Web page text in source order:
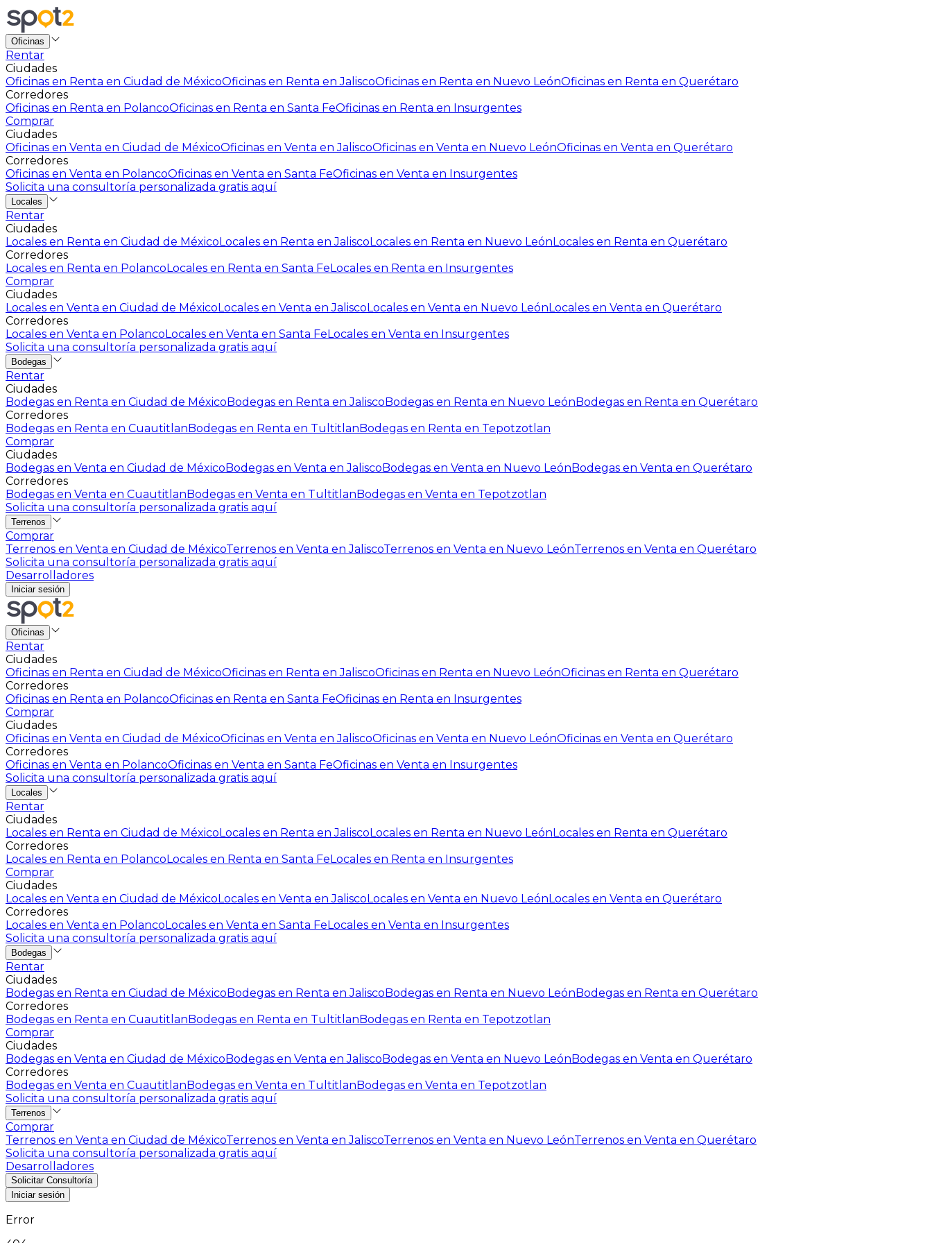
Oficinas
Rentar
Ciudades
Oficinas en Renta en Ciudad de MéxicoOficinas en Renta en JaliscoOficinas en Renta en Nuevo LeónOficinas en Renta en Querétaro
Corredores
Oficinas en Renta en PolancoOficinas en Renta en Santa FeOficinas en Renta en Insurgentes
Comprar
Ciudades
Oficinas en Venta en Ciudad de MéxicoOficinas en Venta en JaliscoOficinas en Venta en Nuevo LeónOficinas en Venta en Querétaro
Corredores
Oficinas en Venta en PolancoOficinas en Venta en Santa FeOficinas en Venta en Insurgentes
Solicita una consultoría personalizada gratis aquí
Locales
Rentar
Ciudades
Locales en Renta en Ciudad de MéxicoLocales en Renta en JaliscoLocales en Renta en Nuevo LeónLocales en Renta en Querétaro
Corredores
Locales en Renta en PolancoLocales en Renta en Santa FeLocales en Renta en Insurgentes
Comprar
Ciudades
Locales en Venta en Ciudad de MéxicoLocales en Venta en JaliscoLocales en Venta en Nuevo LeónLocales en Venta en Querétaro
Corredores
Locales en Venta en PolancoLocales en Venta en Santa FeLocales en Venta en Insurgentes
Solicita una consultoría personalizada gratis aquí
Bodegas
Rentar
Ciudades
Bodegas en Renta en Ciudad de MéxicoBodegas en Renta en JaliscoBodegas en Renta en Nuevo LeónBodegas en Renta en Querétaro
Corredores
Bodegas en Renta en CuautitlanBodegas en Renta en TultitlanBodegas en Renta en Tepotzotlan
Comprar
Ciudades
Bodegas en Venta en Ciudad de MéxicoBodegas en Venta en JaliscoBodegas en Venta en Nuevo LeónBodegas en Venta en Querétaro
Corredores
Bodegas en Venta en CuautitlanBodegas en Venta en TultitlanBodegas en Venta en Tepotzotlan
Solicita una consultoría personalizada gratis aquí
Terrenos
Comprar
Terrenos en Venta en Ciudad de MéxicoTerrenos en Venta en JaliscoTerrenos en Venta en Nuevo LeónTerrenos en Venta en Querétaro
Solicita una consultoría personalizada gratis aquí
Desarrolladores
Iniciar sesión
Oficinas
Rentar
Ciudades
Oficinas en Renta en Ciudad de MéxicoOficinas en Renta en JaliscoOficinas en Renta en Nuevo LeónOficinas en Renta en Querétaro
Corredores
Oficinas en Renta en PolancoOficinas en Renta en Santa FeOficinas en Renta en Insurgentes
Comprar
Ciudades
Oficinas en Venta en Ciudad de MéxicoOficinas en Venta en JaliscoOficinas en Venta en Nuevo LeónOficinas en Venta en Querétaro
Corredores
Oficinas en Venta en PolancoOficinas en Venta en Santa FeOficinas en Venta en Insurgentes
Solicita una consultoría personalizada gratis aquí
Locales
Rentar
Ciudades
Locales en Renta en Ciudad de MéxicoLocales en Renta en JaliscoLocales en Renta en Nuevo LeónLocales en Renta en Querétaro
Corredores
Locales en Renta en PolancoLocales en Renta en Santa FeLocales en Renta en Insurgentes
Comprar
Ciudades
Locales en Venta en Ciudad de MéxicoLocales en Venta en JaliscoLocales en Venta en Nuevo LeónLocales en Venta en Querétaro
Corredores
Locales en Venta en PolancoLocales en Venta en Santa FeLocales en Venta en Insurgentes
Solicita una consultoría personalizada gratis aquí
Bodegas
Rentar
Ciudades
Bodegas en Renta en Ciudad de MéxicoBodegas en Renta en JaliscoBodegas en Renta en Nuevo LeónBodegas en Renta en Querétaro
Corredores
Bodegas en Renta en CuautitlanBodegas en Renta en TultitlanBodegas en Renta en Tepotzotlan
Comprar
Ciudades
Bodegas en Venta en Ciudad de MéxicoBodegas en Venta en JaliscoBodegas en Venta en Nuevo LeónBodegas en Venta en Querétaro
Corredores
Bodegas en Venta en CuautitlanBodegas en Venta en TultitlanBodegas en Venta en Tepotzotlan
Solicita una consultoría personalizada gratis aquí
Terrenos
Comprar
Terrenos en Venta en Ciudad de MéxicoTerrenos en Venta en JaliscoTerrenos en Venta en Nuevo LeónTerrenos en Venta en Querétaro
Solicita una consultoría personalizada gratis aquí
Desarrolladores
Solicitar Consultoría
Iniciar sesión
Error